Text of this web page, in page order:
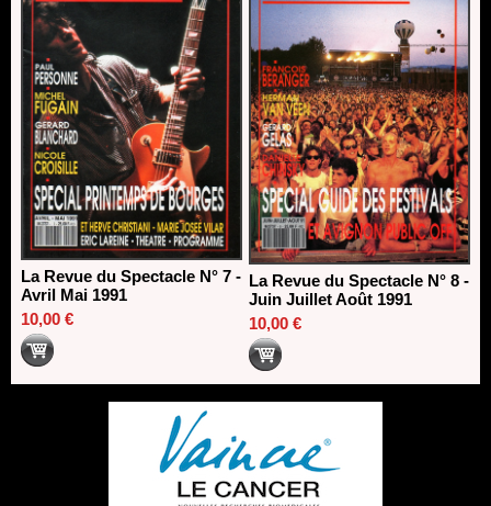
La Revue du Spectacle N° 7 -
Avril Mai 1991
10,00 €
La Revue du Spectacle N° 8 -
Juin Juillet Août 1991
10,00 €